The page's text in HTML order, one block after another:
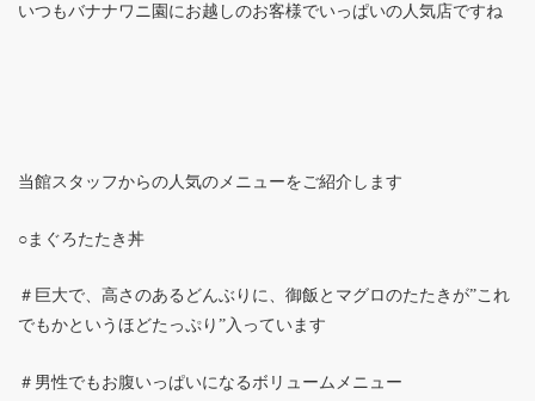
いつもバナナワニ園にお越しのお客様でいっぱいの人気店ですね
当館スタッフからの人気のメニューをご紹介します
○まぐろたたき丼
＃巨大で、高さのあるどんぶりに、御飯とマグロのたたきが”これ
でもかというほどたっぷり”入っています
＃男性でもお腹いっぱいになるボリュームメニュー